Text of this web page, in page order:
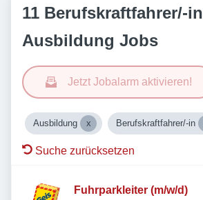
11 Berufskraftfahrer/-in
Ausbildung Jobs
Jetzt Jobalarm aktivieren!
Ausbildung Berufskraftfahrer/-in
Suche zurücksetzen
Fuhrparkleiter (m/w/d)